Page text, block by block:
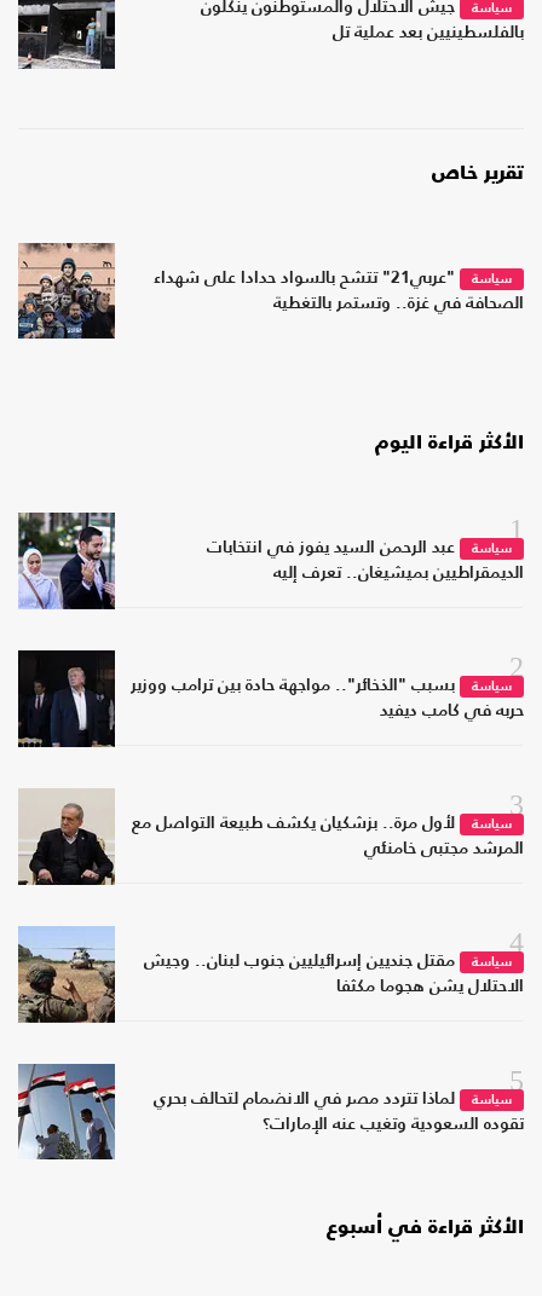
سياسة
جيش الاحتلال والمستوطنون ينكّلون
بالفلسطينيين بعد عملية تل
تقرير خاص
سياسة
"عربي21" تتشح بالسواد حدادا على شهداء
الصحافة في غزة.. وتستمر بالتغطية
الأكثر قراءة اليوم
1
سياسة
عبد الرحمن السيد يفوز في انتخابات
الديمقراطيين بميشيغان.. تعرف إليه
2
سياسة
بسبب "الذخائر".. مواجهة حادة بين ترامب ووزير
حربه في كامب ديفيد
3
سياسة
لأول مرة.. بزشكيان يكشف طبيعة التواصل مع
المرشد مجتبى خامنئي
4
سياسة
مقتل جنديين إسرائيليين جنوب لبنان.. وجيش
الاحتلال يشن هجوما مكثفا
5
سياسة
لماذا تتردد مصر في الانضمام لتحالف بحري
تقوده السعودية وتغيب عنه الإمارات؟
الأكثر قراءة في أسبوع